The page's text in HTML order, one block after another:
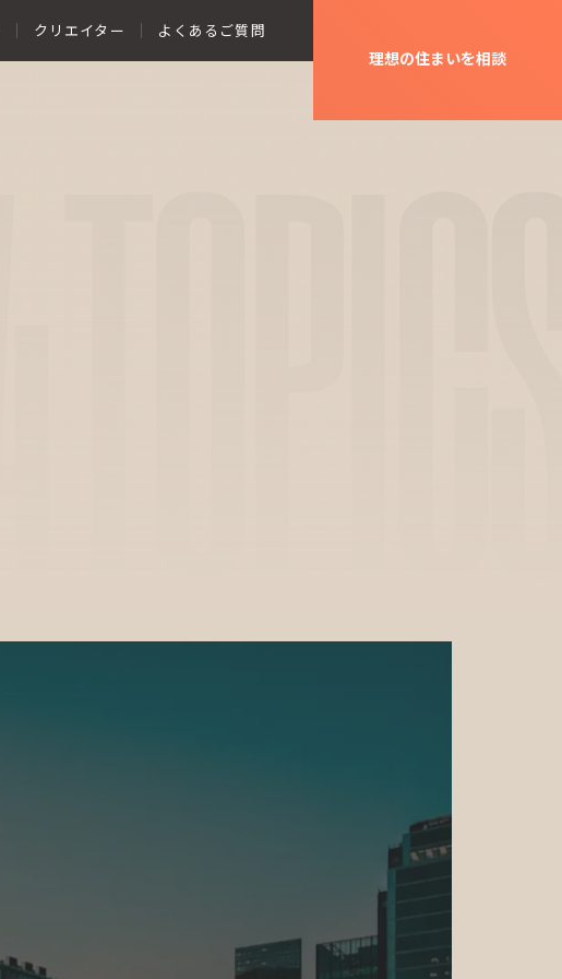
クリエイター よくあるご質問
理想の住まいを相談